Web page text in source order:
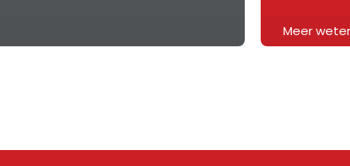
Meer